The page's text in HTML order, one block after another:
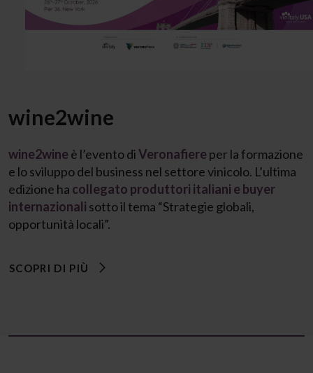
wine2wine
wine2wine è l’evento diVeronafiere per la formazione
e lo sviluppo del business nel settore vinicolo. L’ultima
edizione ha collegato produttori italiani e buyer
internazionali sotto il tema “Strategie globali,
opportunità locali”.
SCOPRI DI PIÙ